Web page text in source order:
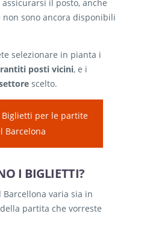
il posto, anche
sono ancora disponibili
selezionare in pianta i
posti vicini, e i
scelto.
Biglietti per le partite
Barcelona
I BIGLIETTI?
varia sia in
partita che vorreste